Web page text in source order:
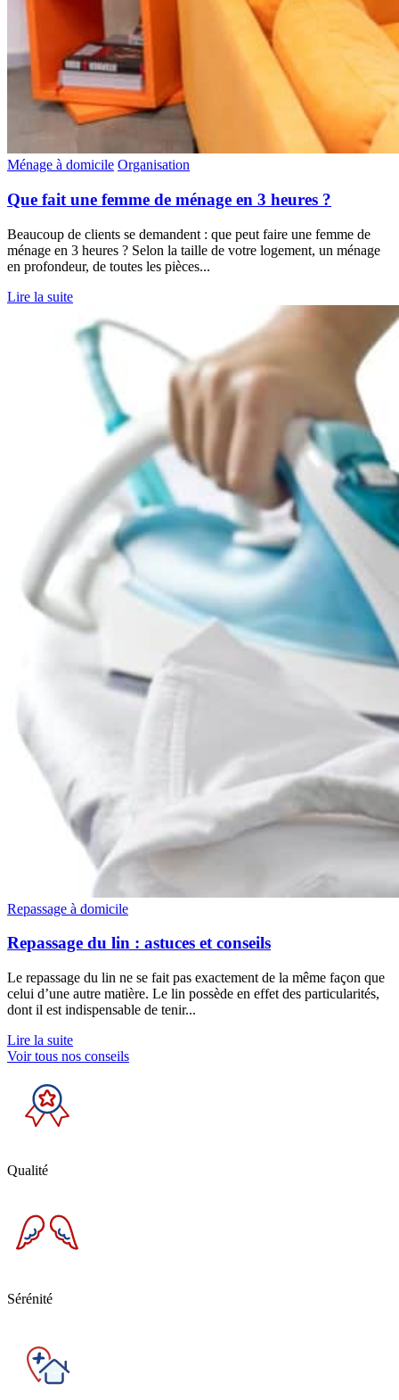
Ménage à domicile Organisation
Que fait une femme de ménage en 3 heures ?
Beaucoup de clients se demandent : que peut faire une femme de
ménage en 3 heures ? Selon la taille de votre logement, un ménage
en profondeur, de toutes les pièces...
Lire la suite
Repassage à domicile
Repassage du lin : astuces et conseils
Le repassage du lin ne se fait pas exactement de la même façon que
celui d’une autre matière. Le lin possède en effet des particularités,
dont il est indispensable de tenir...
Lire la suite
Voir tous nos conseils
Qualité
Sérénité